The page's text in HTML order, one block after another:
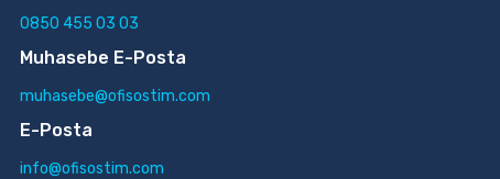
0850 455 03 03
Muhasebe E-Posta
muhasebe@ofisostim.com
E-Posta
info@ofisostim.com